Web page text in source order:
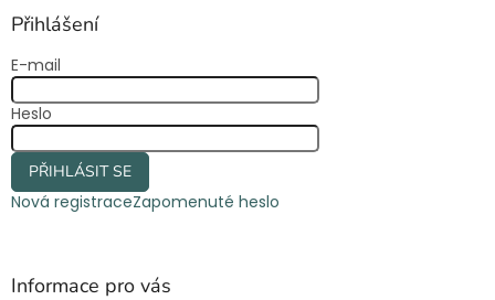
Přihlášení
E-mail
Heslo
PŘIHLÁSIT SE
Nová registraceZapomenuté heslo
Informace pro vás